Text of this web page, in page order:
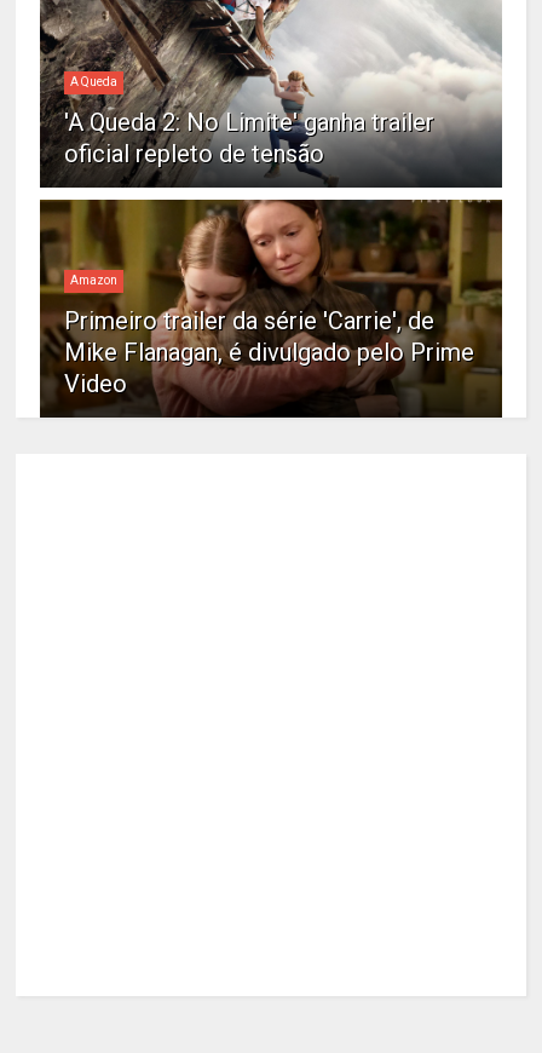
A Queda
'A Queda 2: No Limite' ganha trailer
oficial repleto de tensão
Amazon
Primeiro trailer da série 'Carrie', de
Mike Flanagan, é divulgado pelo Prime
Video